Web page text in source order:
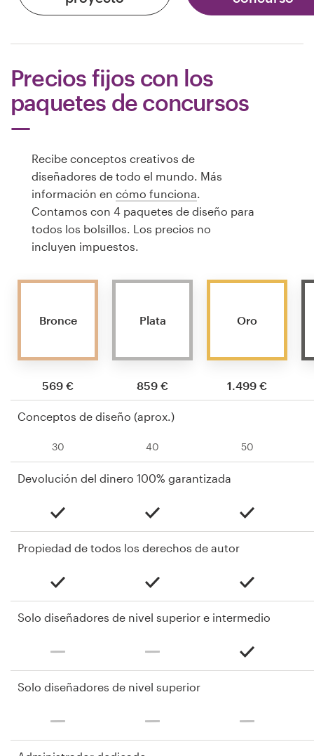
Precios fijos con los
paquetes de concursos
Recibe conceptos creativos de
diseñadores de todo el mundo. Más
información en cómo funciona
Contamos con 4 paquetes de diseño para
todos los bolsillos. Los precios no
incluyen impuestos.
Bronce
569 €
Plata
859 €
Oro
1.499 €
Conceptos de diseño (aprox.)
30 40 50
Devolución del dinero 100% garantizada
Propiedad de todos los derechos de autor
Solo diseñadores de nivel superior e intermedio
Solo diseñadores de nivel superior